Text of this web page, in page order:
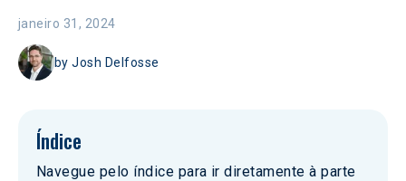
janeiro 31, 2024
byJosh Delfosse
Índice
Navegue pelo índice para ir diretamente à parte